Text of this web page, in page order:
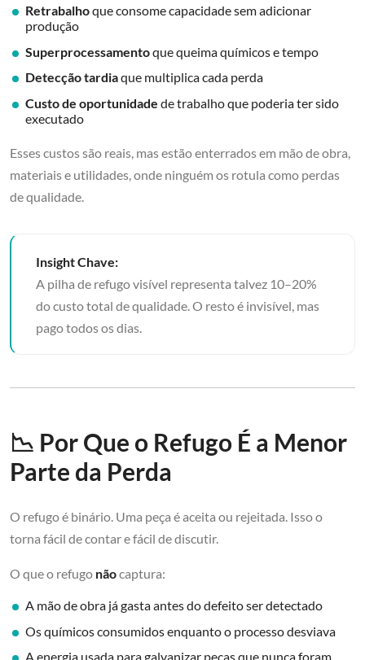
Retrabalhoque consome capacidade sem adicionar
produção
Superprocessamentoque queima químicos e tempo
Detecção tardiaque multiplica cada perda
Custo de oportunidade de trabalho que poderia ter sido
executado
Esses custos são reais, mas estão enterrados em mão de obra,
materiais e utilidades, onde ninguém os rotula como perdas
de qualidade.
Insight Chave:
A pilha de refugo visível representa talvez 10–20%
do custo total de qualidade. O resto é invisível, mas
pago todos os dias.
📉 Por Que o Refugo É a Menor
Parte da Perda
O refugo é binário. Uma peça é aceita ou rejeitada. Isso o
torna fácil de contar e fácil de discutir.
O que o refugo nãocaptura:
A mão de obra já gasta antes do defeito ser detectado
Os químicos consumidos enquanto o processo desviava
A energia usada para galvanizar peças que nunca foram